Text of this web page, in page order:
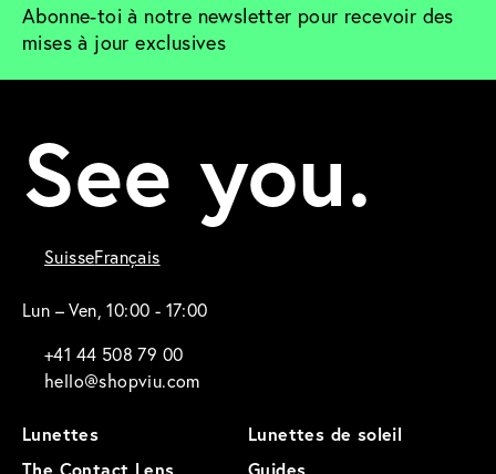
Abonne-toi à notre newsletter pour recevoir des
mises à jour exclusives
See you.
SuisseFrançais
Lun – Ven, 10:00 - 17:00
+41 44 508 79 00
hello@shopviu.com
Lunettes
Lunettes de soleil
The Contact Lens
Guides